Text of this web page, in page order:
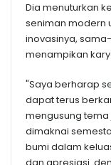
Dia menuturkan
seniman modern
inovasinya,
menampikan
"Saya berharap
dapat terus
mengusung
dimaknai
bumi dalam